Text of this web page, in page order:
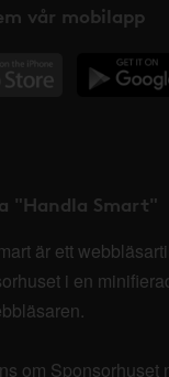
vår mobilapp
"Handla Smart"
är ett
i en
om Sponsorhuset